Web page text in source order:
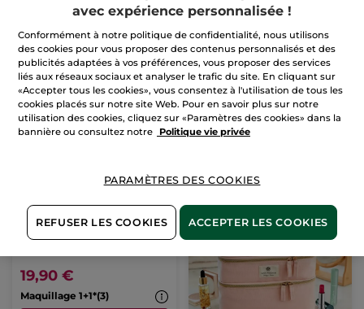
Maquillage 1+1*(3)
CHOISIR
COULEUR (9)
Maquillage 1+1*(3)
CHOISIR
COULEUR (10)
Pinceau Teint
Correcteur
19,90 €
Maquillage 1+1*(3)
avec expérience personnalisée !
Conformément à notre politique de confidentialité, nous utilisons
des cookies pour vous proposer des contenus personnalisés et des
publicités adaptées à vos préférences, vous proposer des services
liés aux réseaux sociaux et analyser le trafic du site. En cliquant sur
«Accepter tous les cookies», vous consentez à l'utilisation de tous les
cookies placés sur notre site Web. Pour en savoir plus sur notre
utilisation des cookies, cliquez sur «Paramètres des cookies» dans la
bannière ou consultez notre
Politique vie privée
PARAMÈTRES DES COOKIES
REFUSER LES COOKIES ACCEPTER LES COOKIES